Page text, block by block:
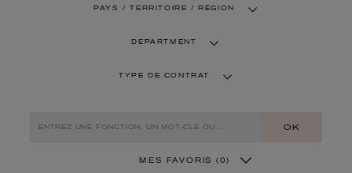
PAYS / TERRITOIRE / RÉGION
DEPARTMENT
TYPE DE CONTRAT
OK
MES FAVORIS (0)